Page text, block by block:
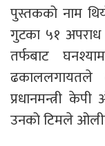
पुस्तकको नाम
गुटका ५१ अपराध
तर्फबाट
प्रधानमन्त्री
उनको टिमले